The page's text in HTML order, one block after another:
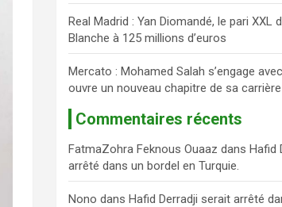
Real Madrid : Yan Diomandé, le pari XXL
Blanche à 125 millions d’euros
Mercato : Mohamed Salah s’engage
ouvre un nouveau chapitre de sa carrière
Commentaires récents
FatmaZohra Feknous Ouaaz dansHafid
arrêté dans un bordel en Turquie.
Nono dansHafid Derradji serait arrêté